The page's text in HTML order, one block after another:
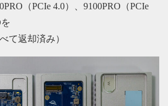
（PCIe 4.0）、9100PRO（PCIe
て返却済み）